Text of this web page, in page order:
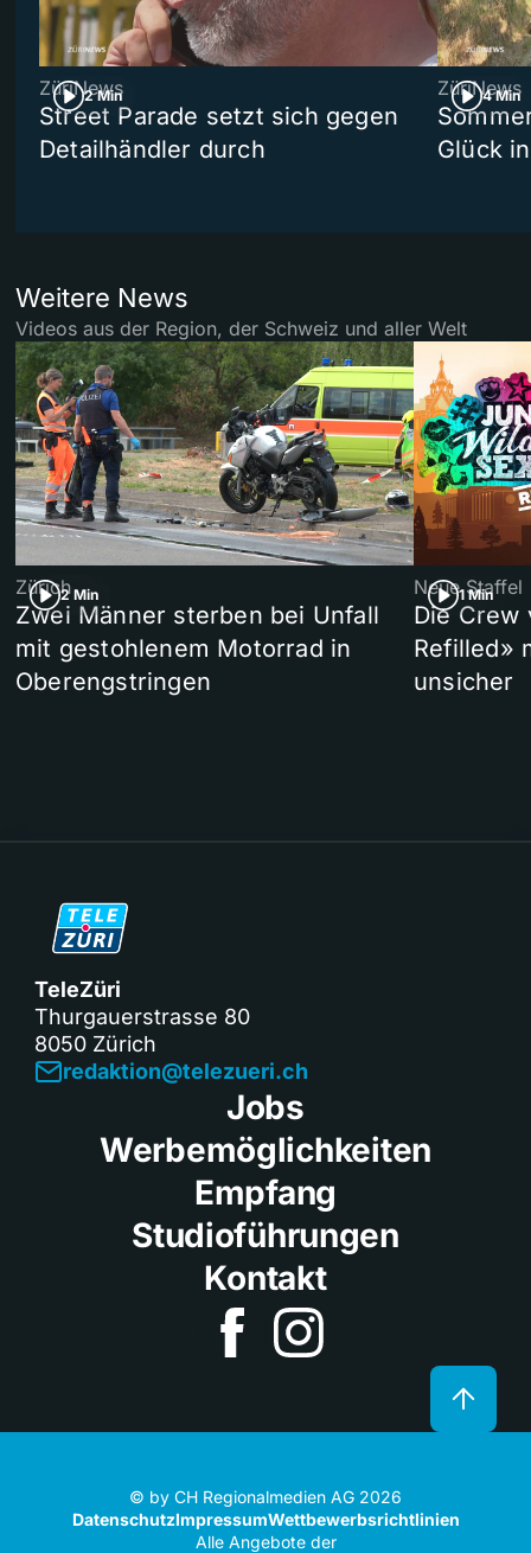
2 Min
ZüriNews
Street Parade setzt sich gegen
Detailhändler durch
4 Min
ZüriNews
Glück
Weitere News
Videos aus der Region, der Schweiz und aller Welt
2 Min
Zürich
Zwei Männer sterben bei Unfall
mit gestohlenem Motorrad in
Oberengstringen
1 Min
Neue Staffel
Die Crew
Refilled»
unsicher
TeleZüri
Thurgauerstrasse 80
8050 Zürich
redaktion@telezueri.ch
Jobs
Werbemöglichkeiten
Empfang
Studioführungen
Kontakt
© by CH Regionalmedien AG 2026
DatenschutzImpressumWettbewerbsrichtlinien
Alle Angebote der